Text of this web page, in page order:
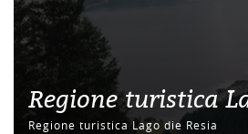
Regione turistica
Regione turistica Lago die Resia